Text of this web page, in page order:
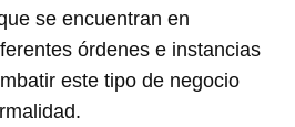
se encuentran en
órdenes e instancias
este tipo de negocio